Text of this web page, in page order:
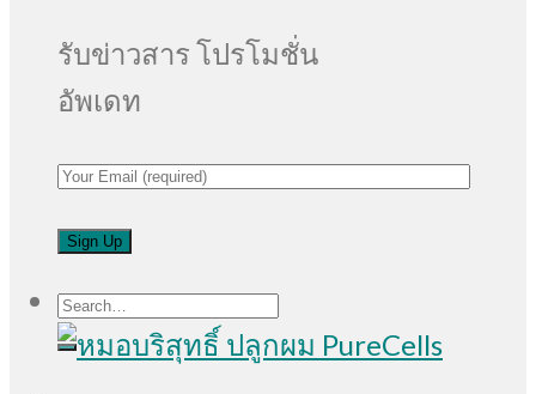
รับข่าวสาร โปรโมชั่น
อัพเดท
Search
for: